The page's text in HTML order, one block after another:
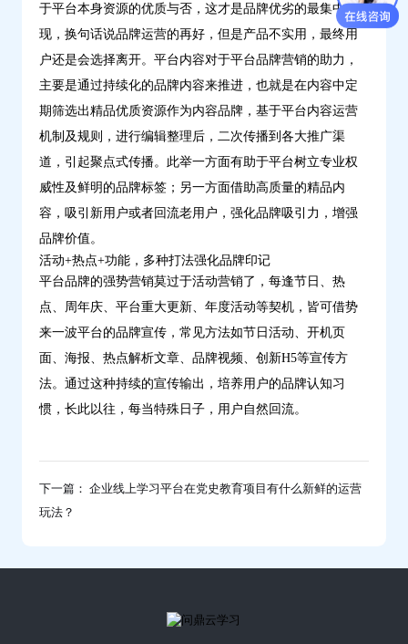
于平台本身资源的优质与否，这才是品牌优劣的最集中体
现，换句话说品牌运营的再好，但是产品不实用，最终用
户还是会选择离开。平台内容对于平台品牌营销的助力，
主要是通过持续化的品牌内容来推进，也就是在内容中定
期筛选出精品优质资源作为内容品牌，基于平台内容运营
机制及规则，进行编辑整理后，二次传播到各大推广渠
道，引起聚点式传播。此举一方面有助于平台树立专业权
威性及鲜明的品牌标签；另一方面借助高质量的精品内
容，吸引新用户或者回流老用户，强化品牌吸引力，增强
品牌价值。
活动+热点+功能，多种打法强化品牌印记
平台品牌的强势营销莫过于活动营销了，每逢节日、热
点、周年庆、平台重大更新、年度活动等契机，皆可借势
来一波平台的品牌宣传，常见方法如节日活动、开机页
面、海报、热点解析文章、品牌视频、创新H5等宣传方
法。通过这种持续的宣传输出，培养用户的品牌认知习
惯，长此以往，每当特殊日子，用户自然回流。
下一篇： 企业线上学习平台在党史教育项目有什么新鲜的运营
玩法？